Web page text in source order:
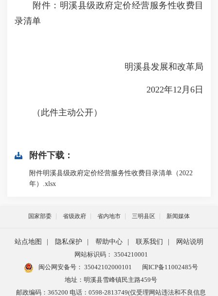
附件：明溪县级政府定价经营服务性收费目
录清单
明溪县发展和改革局
2022年12月6日
（此件主动公开）
附件下载：
附件明溪县级政府定价经营服务性收费目录清单（2022
年）.xlsx
国家部委 省级政府 省内地市 三明县区 新闻媒体
站点地图 隐私保护 帮助中心 联系我们
网站说明
网站标识码： 3504210001
闽公网安备号： 35042102000101
闽ICP备11002485号
地址：明溪县雪峰镇民主路459号
邮政编码：365200 电话：0598-2813749(仅受理网站违法和不良信息